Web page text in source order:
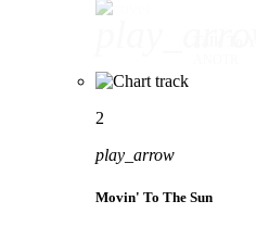
2
play_arrow
Movin' To The Sun